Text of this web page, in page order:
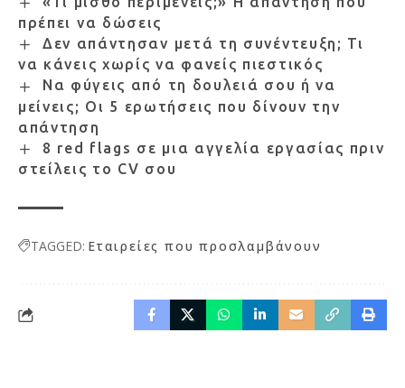
πρέπει να δώσεις
Δεν απάντησαν μετά τη συνέντευξη; Τι
να κάνεις χωρίς να φανείς πιεστικός
Να φύγεις από τη δουλειά σου ή να
μείνεις; Οι 5 ερωτήσεις που δίνουν την
απάντηση
8 red flags σε μια αγγελία εργασίας πριν
στείλεις το CV σου
TAGGED: Εταιρείες που προσλαμβάνουν